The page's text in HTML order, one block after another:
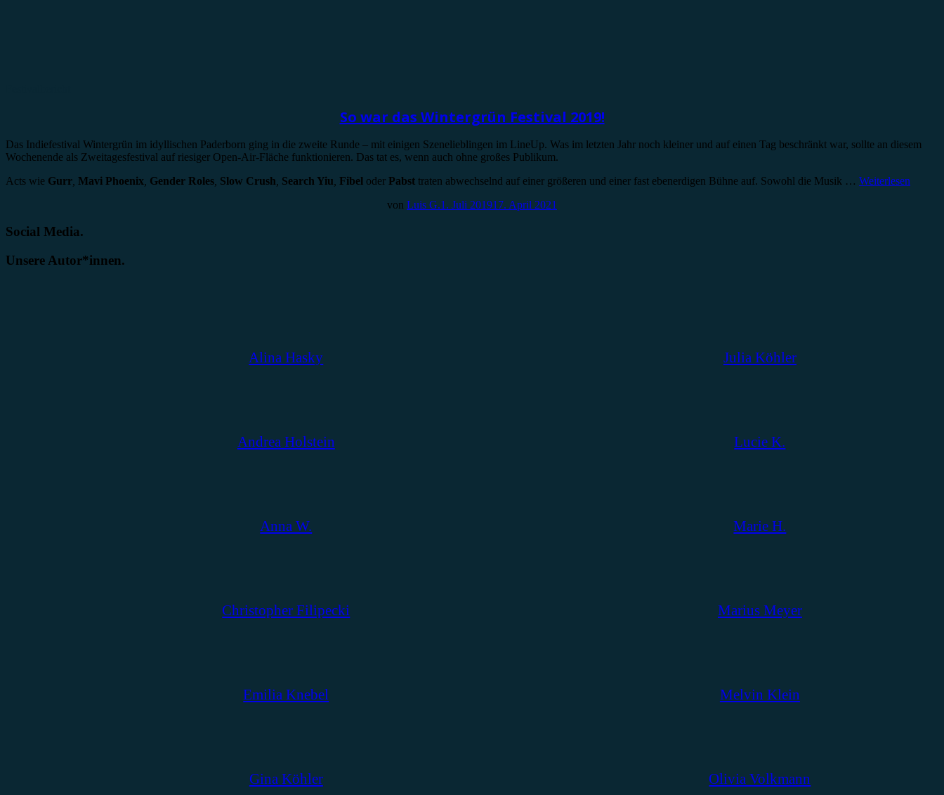
So war das Wintergrün Festival 2019!
Das Indiefestival Wintergrün im idyllischen Paderborn ging in die zweite Runde – mit einigen Szenelieblingen im LineUp. Was im letzten Jahr noch kleiner und auf einen Tag beschränkt war, sollte an diesem
Wochenende als Zweitagesfestival auf riesiger Open-Air-Fläche funktionieren. Das tat es, wenn auch ohne großes Publikum.
Acts wie Gurr Mavi Phoenix Gender Roles Slow Crush Search Yiu Fibel oder Pabst traten abwechselnd auf einer größeren und einer fast ebenerdigen Bühne auf. Sowohl die Musik … Weiterlesen
von Luis G.1. Juli 201917. April 2021
Social Media.
Unsere Autor*innen.
Alina Hasky
Andrea Holstein
Anna W.
Christopher Filipecki
Emilia Knebel
Gina Köhler
Julia Köhler
Lucie K.
Marie H.
Marius Meyer
Melvin Klein
Olivia Volkmann